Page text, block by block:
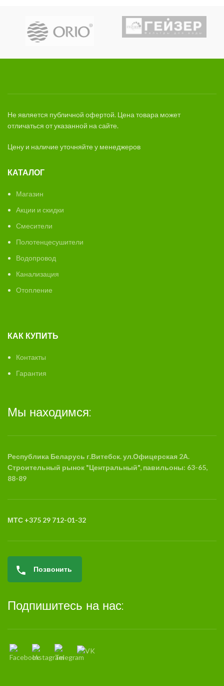
Не является публичной офертой. Цена товара может
отличаться от указанной на сайте.
Цену и наличие уточняйте у менеджеров
КАТАЛОГ
Магазин
Акции и скидки
Смесители
Полотенцесушители
Водопровод
Канализация
Отопление
КАК КУПИТЬ
Контакты
Гарантия
Мы находимся:
Республика Беларусь г.Витебск. ул.Офицерская 2А.
Строительный рынок "Центральный", павильоны: 63-65,
88-89
МТС +375 29 712-01-32
Позвонить
Подпишитесь на нас: